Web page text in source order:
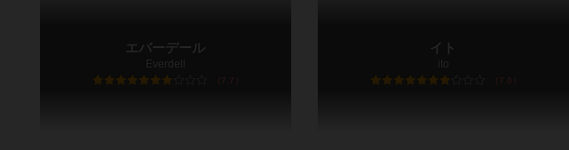
エバーデール
Everdell
7.7
イト
ito
7.0